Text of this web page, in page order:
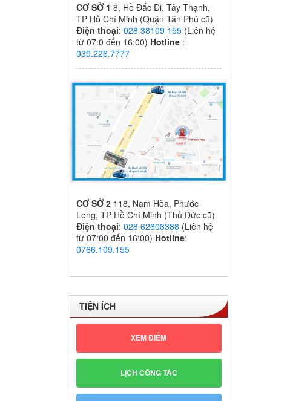
CƠ SỞ 1 8, Hồ Đắc Di, Tây Thạnh,
TP Hồ Chí Minh (Quận Tân Phú cũ)
Điện thoại: 028 38109 155(Liên hệ
từ 07:0 đến 16:00) Hotline:
039.226.7777
CƠ SỞ 2 118, Nam Hòa, Phước
Long, TP Hồ Chí Minh (Thủ Đức cũ)
Điện thoại: 028 62808388 (Liên hệ
từ 07:00 đến 16:00) Hotline:
0766.109.155
TIỆN ÍCH
XEM ĐIỂM
LỊCH CÔNG TÁC